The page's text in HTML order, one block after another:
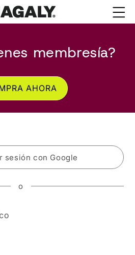
membresía?
AHORA
sesión con Google
o